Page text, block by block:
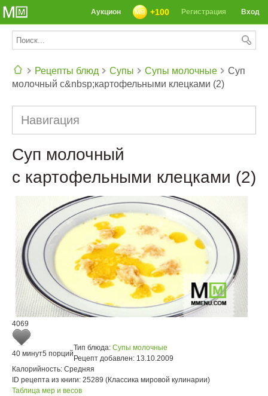
Вход
Регистрация
+100
Аукцион
Рецепты блюд Супы Супы молочные
Суп
молочный с&nbsp;картофельными клецками (2)
Навигация
Суп молочный
с картофельными клецками (2)
4069
40 минут5 порций
Тип блюда: Супы молочные
Рецепт добавлен: 13.10.2009
Калорийность: Средняя
ID рецепта из книги: 25289 (Классика мировой кулинарии)
Таблица мер и весов